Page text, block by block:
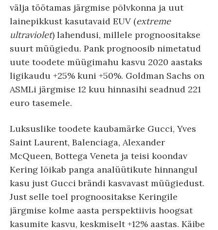
välja töötamas järgmise põlvkonna ja uut
lainepikkust kasutavaid EUV (extreme
ultraviolet) lahendusi, millele prognoositakse
suurt müügiedu. Pank prognoosib nimetatud
uute toodete müügimahu kasvu 2020 aastaks
ligikaudu +25% kuni +50%. Goldman Sachs on
ASMLi järgmise 12 kuu hinnasihi seadnud 221
euro tasemele.
Luksuslike toodete kaubamärke Gucci, Yves
Saint Laurent, Balenciaga, Alexander
McQueen, Bottega Veneta ja teisi koondav
Kering lõikab panga analüütikute hinnangul
kasu just Gucci brändi kasvavast müügiedust.
Just selle toel prognoositakse Keringile
järgmise kolme aasta perspektiivis hoogsat
kasumite kasvu, keskmiselt +12% aastas. Käibe